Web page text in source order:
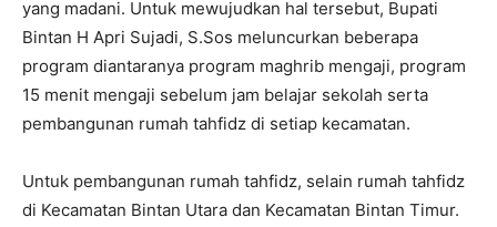
yang madani. Untuk mewujudkan hal tersebut, Bupati
Bintan H Apri Sujadi, S.Sos meluncurkan beberapa
program diantaranya program maghrib mengaji, program
15 menit mengaji sebelum jam belajar sekolah serta
pembangunan rumah tahfidz di setiap kecamatan.
Untuk pembangunan rumah tahfidz, selain rumah tahfidz
di Kecamatan Bintan Utara dan Kecamatan Bintan Timur.